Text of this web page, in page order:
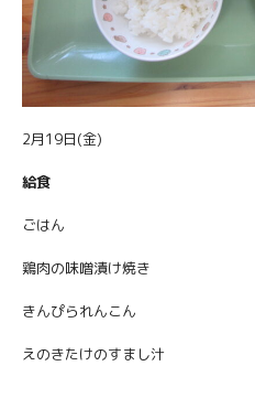
2月19日(金)
給食
ごはん
鶏肉の味噌漬け焼き
きんぴられんこん
えのきたけのすまし汁